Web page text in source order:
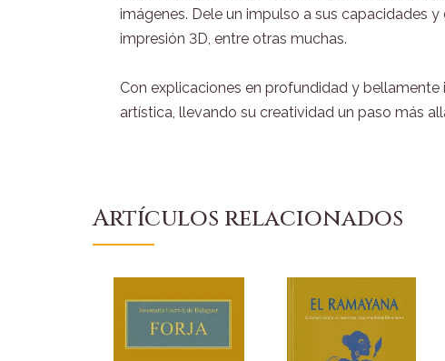
imágenes. Dele un impulso a sus capacidades
impresión 3D, entre otras muchas.
Con explicaciones en profundidad y
artística, llevando su creatividad un paso más
Artículos relacionados